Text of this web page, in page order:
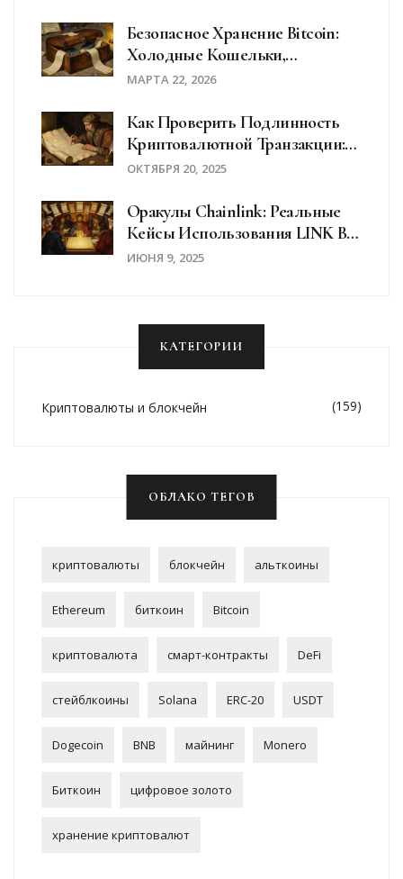
Безопасное Хранение Bitcoin:
Холодные Кошельки,
Мультисиг И Бэкап Ключей
МАРТА 22, 2026
Как Проверить Подлинность
Криптовалютной Транзакции:
Пошаговое Руководство Для
ОКТЯБРЯ 20, 2025
Оракулы Chainlink: Реальные
Кейсы Использования LINK В
DeFi
ИЮНЯ 9, 2025
КАТЕГОРИИ
Криптовалюты и блокчейн (159)
ОБЛАКО ТЕГОВ
криптовалюты блокчейн альткоины
Ethereum биткоин Bitcoin
криптовалюта смарт-контракты DeFi
стейблкоины Solana ERC-20 USDT
Dogecoin BNB майнинг Monero
Биткоин цифровое золото
хранение криптовалют